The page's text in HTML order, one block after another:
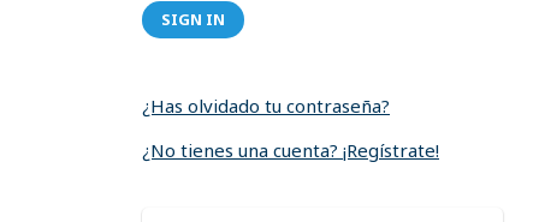
SIGN IN
¿Has olvidado tu contraseña?
¿No tienes una cuenta? ¡Regístrate!